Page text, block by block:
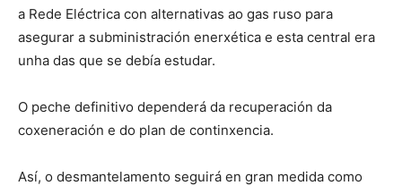
a Rede Eléctrica con alternativas ao gas ruso para
asegurar a subministración enerxética e esta central era
unha das que se debía estudar.
O peche definitivo dependerá da recuperación da
coxeneración e do plan de continxencia.
Así, o desmantelamento seguirá en gran medida como